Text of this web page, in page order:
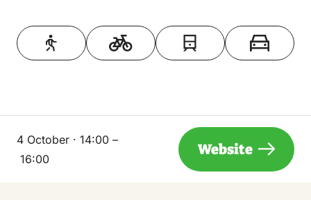
Toon op kaart
4 October · 14:00 –
16:00
Website